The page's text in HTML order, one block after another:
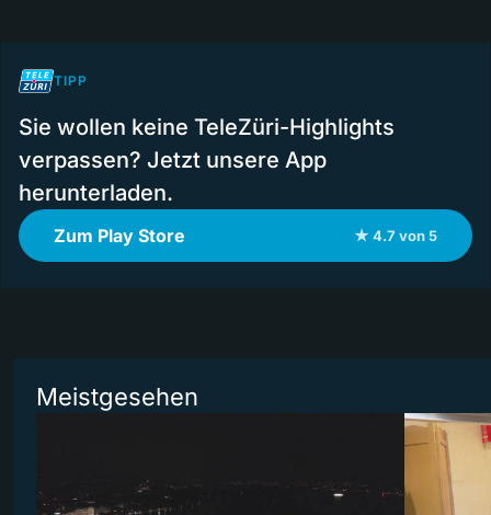
TIPP
Sie wollen keine TeleZüri-Highlights
verpassen? Jetzt unsere App
herunterladen.
Zum Play Store ★ 4.7 von 5
Meistgesehen